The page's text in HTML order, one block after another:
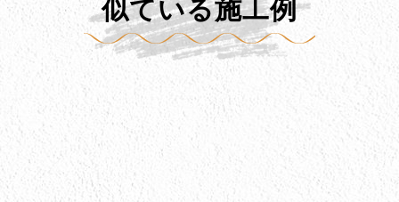
似ている施工例